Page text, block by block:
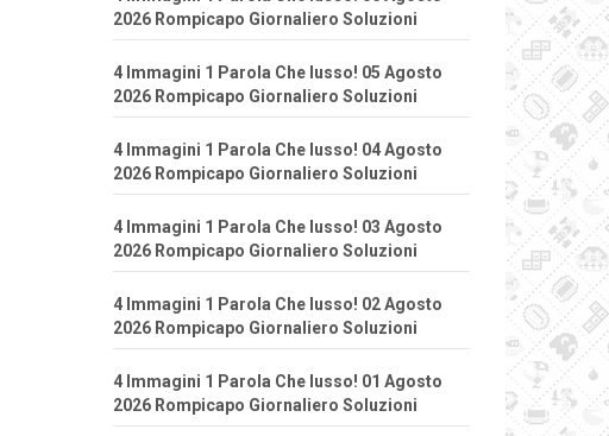
2026 Rompicapo Giornaliero Soluzioni
4 Immagini 1 Parola Che lusso! 05 Agosto
2026 Rompicapo Giornaliero Soluzioni
4 Immagini 1 Parola Che lusso! 04 Agosto
2026 Rompicapo Giornaliero Soluzioni
4 Immagini 1 Parola Che lusso! 03 Agosto
2026 Rompicapo Giornaliero Soluzioni
4 Immagini 1 Parola Che lusso! 02 Agosto
2026 Rompicapo Giornaliero Soluzioni
4 Immagini 1 Parola Che lusso! 01 Agosto
2026 Rompicapo Giornaliero Soluzioni